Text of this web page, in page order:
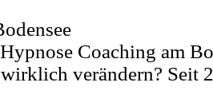
Coaching am
verändern? Seit